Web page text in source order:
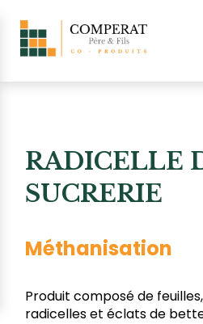
RADICELLE
SUCRERIE
Méthanisation
Produit composé de
radicelles et éclats de